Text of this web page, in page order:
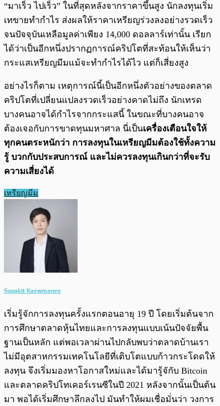
“มาเร็ว ไปเร็ว” ในที่สุดหลังจากราคาขึ้นสูง นักลงทุนเริ่ม
เทขายทำกำไร ส่งผลให้ราคาเหรียญร่วงลงอย่างรวดเร็ว
จนปัจจุบันเหลือมูลค่าเพียง 14,000 ดอลลาร์เท่านั้น เรียก
ได้ว่าเป็นอีกหนึ่งปรากฏการณ์คริปโตที่สะท้อนให้เห็นว่า
กระแสเหรียญมีมแม้จะทำกำไรได้ไว แต่ก็เสี่ยงสูง
อย่างไรก็ตาม เหตุการณ์นี้เป็นอีกหนึ่งตัวอย่างของตลาด
คริปโตที่เปลี่ยนแปลงรวดเร็วอย่างคาดไม่ถึง นักเทรด
บางคนอาจได้กำไรจากกระแสนี้ ในขณะที่บางคนอาจ
ต้องเจอกับการขาดทุนมหาศาล นี่เป็นเครื่องเตือนใจให้
ทุกคนตระหนักว่า การลงทุนในเหรียญมีมต้องใช้ทั้งความ
รู้ บวกกับประสบการณ์ และไม่ควรลงทุนเกินกว่าที่จะรับ
ความเสี่ยงได้
เหรียญมีม
Supakit Kaewmanee
เริ่มรู้จักการลงทุนครั้งแรกตอนอายุ 19 ปี โดยเริ่มต้นจาก
การศึกษาตลาดหุ้นไทยและการลงทุนแบบเน้นปัจจัยพื้น
ฐานเป็นหลัก แต่พอเวลาผ่านไปกลับพบว่าตลาดบ้านเรา
ไม่มีอุตสาหกรรมเทคโนโลยีที่เติบโตแบบก้าวกระโดดให้
ลงทุน จึงเริ่มมองหาโอกาสใหม่และได้มารู้จักับ Bitcoin
และตลาดคริปโทเคอร์เรนซีในปี 2021 หลังจากนั้นเป็นต้น
มา พอได้เริ่มศึกษาลึกลงไป มันทำให้ผมเชื่อมั่นว่า วงการ